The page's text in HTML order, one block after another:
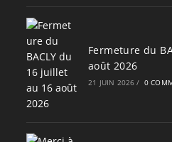
Fermeture du
août 2026
21 JUIN 2026 / 0